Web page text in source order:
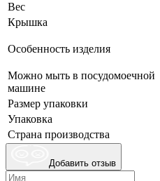
Вес
Крышка
Особенность изделия
Можно мыть в посудомоечной
машине
Размер упаковки
Упаковка
Страна производства
Добавить отзыв